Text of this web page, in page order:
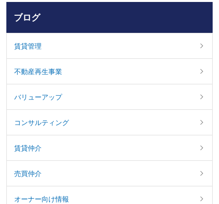
ブログ
賃貸管理
不動産再生事業
バリューアップ
コンサルティング
賃貸仲介
売買仲介
オーナー向け情報